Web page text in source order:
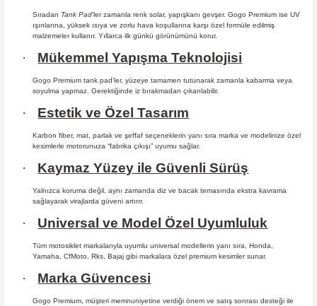
Sıradan Tank Pad’ler zamanla renk solar, yapışkanı gevşer. Gogo Premium ise UV
ışınlarına, yüksek ısıya ve zorlu hava koşullarına karşı özel formüle edilmiş
malzemeler kullanır. Yıllarca ilk günkü görünümünü korur.
· Mükemmel Yapışma Teknolojisi
Gogo Premium tank pad’ler, yüzeye tamamen tutunarak zamanla kabarma veya
soyulma yapmaz. Gerektiğinde iz bırakmadan çıkarılabilir.
· Estetik ve Özel Tasarım
Karbon fiber, mat, parlak ve şeffaf seçeneklerin yanı sıra marka ve modelinize özel
kesimlerle motorunuza “fabrika çıkışı” uyumu sağlar.
· Kaymaz Yüzey ile Güvenli Sürüş
Yalnızca koruma değil, aynı zamanda diz ve bacak temasında ekstra kavrama
sağlayarak virajlarda güveni artırır.
· Universal ve Model Özel Uyumluluk
Tüm motosiklet markalarıyla uyumlu universal modellerin yanı sıra, Honda,
Yamaha, CfMoto, Rks, Bajaj gibi markalara özel premium kesimler sunar.
· Marka Güvencesi
Gogo Premium, müşteri memnuniyetine verdiği önem ve satış sonrası desteği ile